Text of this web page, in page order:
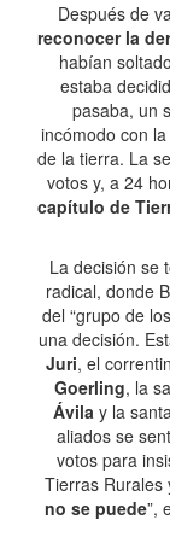
Después de
reconocer la
habían
estaba
pasaba, un
incómodo con
de la tierra. La
votos y, a 24
capítulo de
La decisión se
radical, donde
del “grupo de
una decisión.
Juri, el
Goerling, la
Ávilay la
aliados se
votos para
Tierras Rurales
no se puede”,